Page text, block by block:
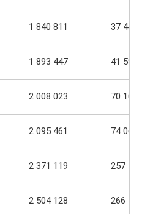
1 840 811 37 441
1 893 447 41 594
2 008 023 70 101
2 095 461 74 067
2 371 119 257 558
2 504 128 266 472